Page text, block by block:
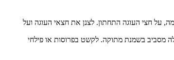
על חצי העוגה התחתון. לצנן את חצאי העוגה ועל
מסביב בשמנת מתוקה. לקשט בפרוסות או פילחי